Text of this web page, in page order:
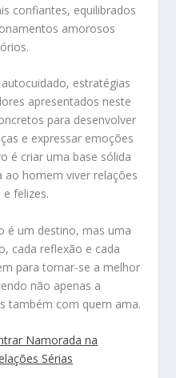
confiantes, equilibrados
amorosos
estratégias
apresentados neste
para desenvolver
e expressar emoções
é criar uma base sólida
homem viver relações
felizes.
é um destino, mas uma
cada reflexão e cada
para tornar-se a melhor
não apenas a
também com quem ama.
Namorada na
Sérias